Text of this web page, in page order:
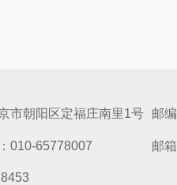
市朝阳区定福庄南里1号
010-65778007
邮
邮